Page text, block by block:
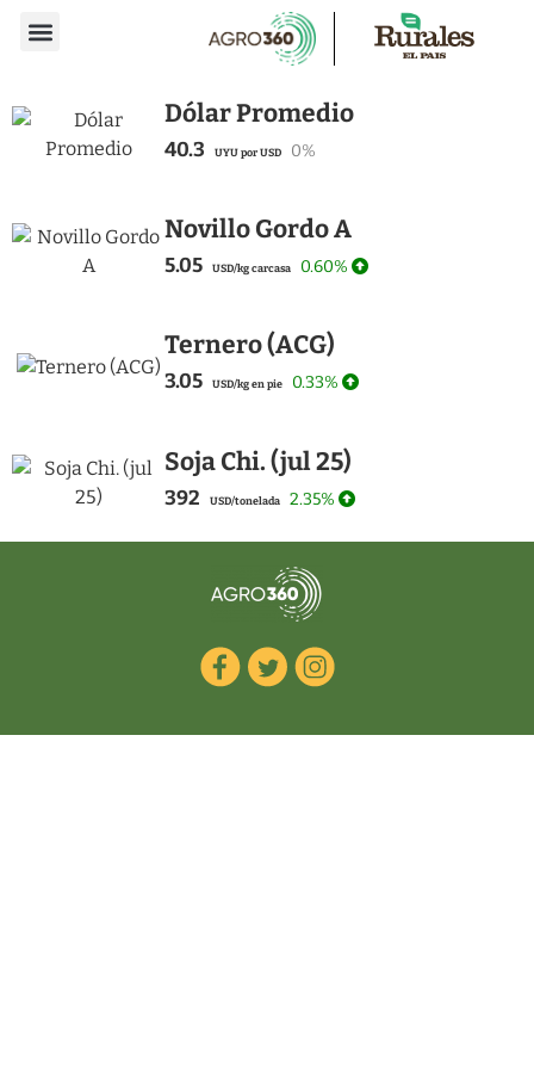
Dólar Promedio
40.3 UYU por USD 0%
Novillo Gordo A
5.05 USD/kg carcasa 0.60%
Ternero (ACG)
3.05 USD/kg en pie 0.33%
Soja Chi. (jul 25)
392 USD/tonelada 2.35%